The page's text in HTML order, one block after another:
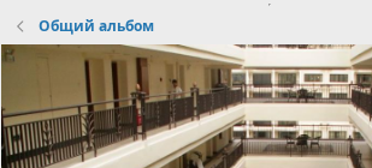
Общий альбом